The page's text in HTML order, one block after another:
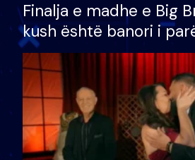
Finalja e madhe e Big
kush është banori i
shtëpinë dhe humb
të fituar çmimin e